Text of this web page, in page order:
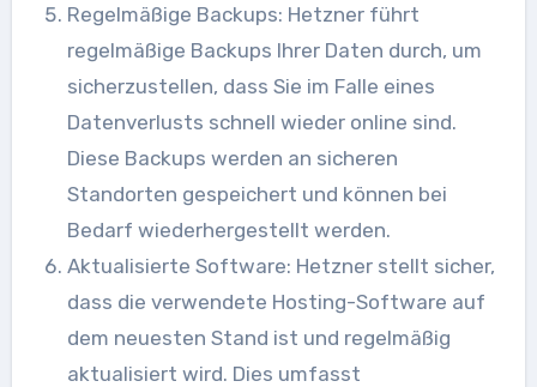
Regelmäßige Backups: Hetzner führt
regelmäßige Backups Ihrer Daten durch, um
sicherzustellen, dass Sie im Falle eines
Datenverlusts schnell wieder online sind.
Diese Backups werden an sicheren
Standorten gespeichert und können bei
Bedarf wiederhergestellt werden.
Aktualisierte Software: Hetzner stellt sicher,
dass die verwendete Hosting-Software auf
dem neuesten Stand ist und regelmäßig
aktualisiert wird. Dies umfasst